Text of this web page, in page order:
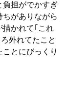
負担がでかすぎ
がありながら
描かれて｢これ
外れてたこと
とにびっくり